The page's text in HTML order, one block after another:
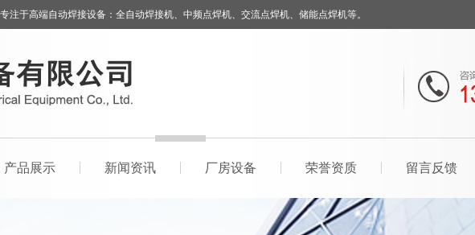
注于高端自动焊接设备：全自动焊接机、中频点焊机、交流点焊机、储能点焊机等。
产品展示 新闻资讯 厂房设备 荣誉资质 留言反馈